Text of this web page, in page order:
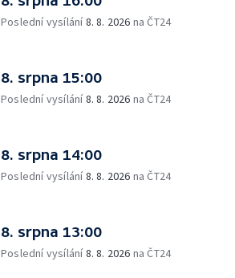
Poslední vysílání8. 8. 2026 na ČT24
8. srpna 15:00
Poslední vysílání8. 8. 2026 na ČT24
8. srpna 14:00
Poslední vysílání8. 8. 2026 na ČT24
8. srpna 13:00
Poslední vysílání8. 8. 2026 na ČT24